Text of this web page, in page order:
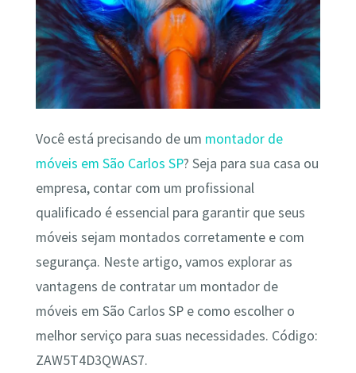
Você está precisando de um montador de
móveis em São Carlos SP? Seja para sua casa ou
empresa, contar com um profissional
qualificado é essencial para garantir que seus
móveis sejam montados corretamente e com
segurança. Neste artigo, vamos explorar as
vantagens de contratar um montador de
móveis em São Carlos SP e como escolher o
melhor serviço para suas necessidades. Código:
ZAW5T4D3QWAS7.